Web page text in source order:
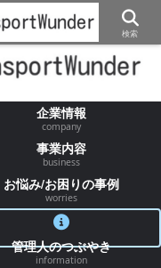
らお気軽にご相談ください
企業情報
company
事業内容
business
お悩み/お困りの事例
worries
管理人のつぶやき
information
検索